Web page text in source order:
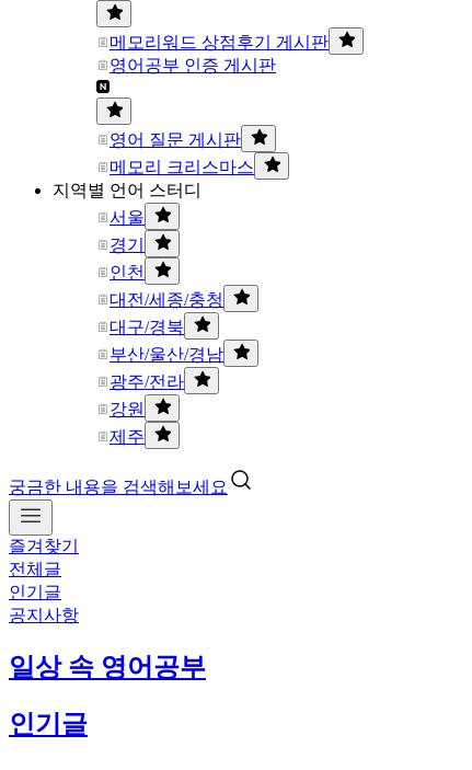
메모리워드 상점후기 게시판
영어공부 인증 게시판
영어 질문 게시판
메모리 크리스마스
지역별 언어 스터디
서울
경기
인천
대전/세종/충청
대구/경북
부산/울산/경남
광주/전라
강원
제주
궁금한 내용을 검색해보세요
즐겨찾기
전체글
인기글
공지사항
일상 속 영어공부
인기글